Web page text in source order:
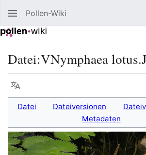
Pollen-Wiki
Datei:VNymphaea
Sprache
Datei Dateiversionen
Metadaten